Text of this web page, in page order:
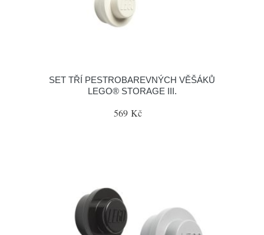
SET TŘÍ PESTROBAREVNÝCH VĚŠÁKŮ
LEGO® STORAGE III.
569 Kč